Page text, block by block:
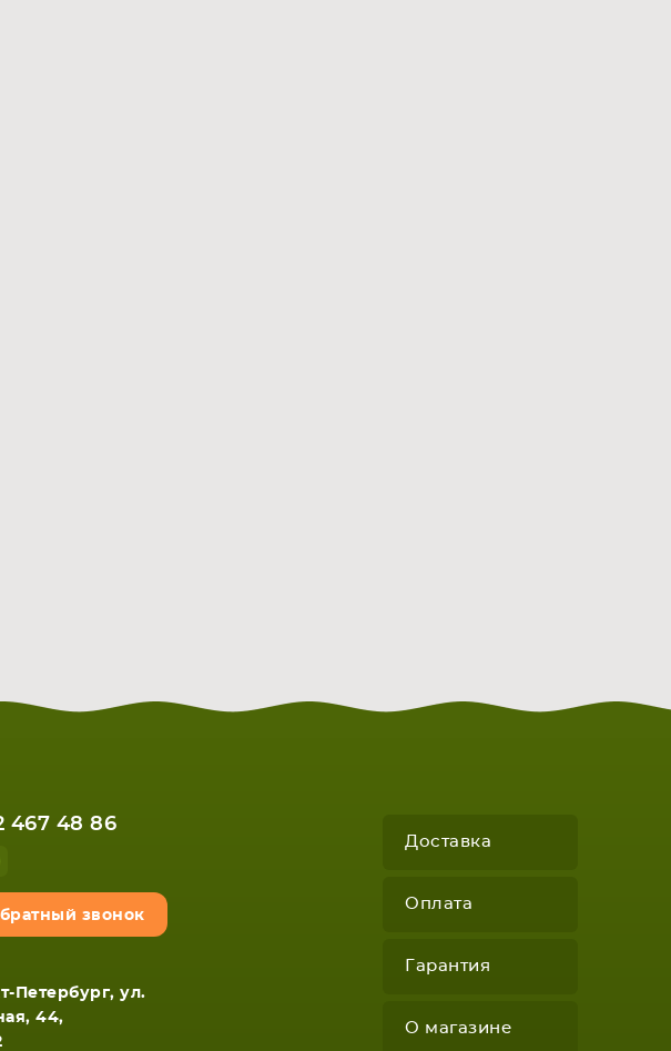
467 48 86
звонок
Петербург, ул.
44,
Доставка
Оплата
Гарантия
О магазине